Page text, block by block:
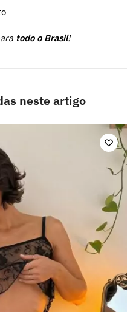
todo o Brasil!
neste artigo